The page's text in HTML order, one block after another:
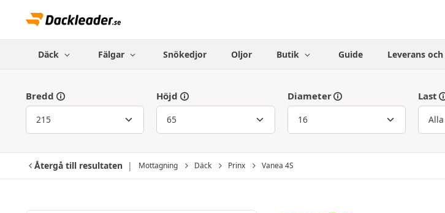
Däck Fälgar Snökedjor Oljor Butik Guide Leverans
Bredd Höjd Diameter Last
Återgå till resultaten Mottagning Däck Prinx Vanea 4S